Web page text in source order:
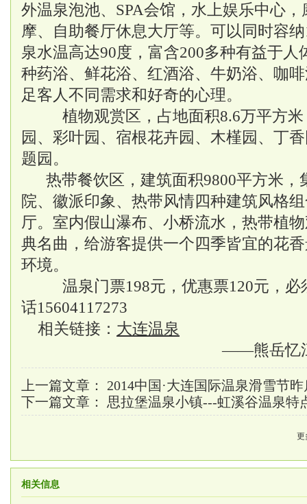
外温泉泡池、SPA会馆，水上娱乐中心
摩、自助餐厅休息大厅等。可以同时容
泉水温高达90度，富含200多种有益于人
种药浴、鲜花浴、红酒浴、牛奶浴、咖
足客人不同需求和好奇的心理。
植物观赏区，占地面积8.6万平方米
园、彩叶园、宿根花卉园、木槿园、丁
题园。
热带餐饮区，建筑面积9800平方米，
院、徽派印象、热带风情四种建筑风格
厅。室内假山瀑布、小桥流水，热带植
典名曲，给游客提供一个四季皆宜的花
环境。
温泉门票198元，优惠票120元，必
话15604117273
相关链接： 大连温泉
——熊岳忆
上一篇文章： 2014中国·大连国际温泉滑雪节
下一篇文章： 思拉堡温泉小镇---虹溪谷温泉特
相关信息